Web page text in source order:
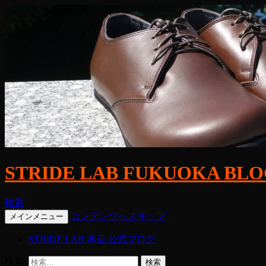
STRIDE LAB FUKUOKA
検索
メインメニュー コンテンツへスキップ
STRIDE LAB 本店 公式ブログ